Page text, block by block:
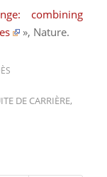
combining
», Nature.
DE CARRIÈRE,